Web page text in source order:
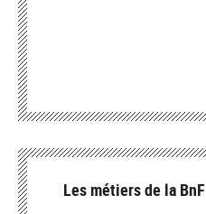
Les métiers de la BnF